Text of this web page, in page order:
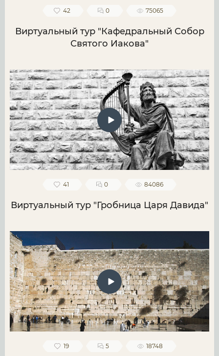
42 0 75065
Виртуальный тур "Кафедральный Собор
Святого Иакова"
41 0 84086
Виртуальный тур "Гробница Царя Давида"
19 5 18748